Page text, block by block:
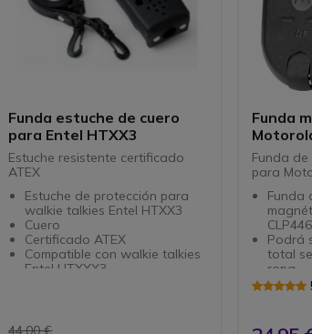
Funda estuche de cuero
para Entel HTXX3
Estuche resistente certificado
ATEX
Estuche de protección para
walkie talkies Entel HTXX3
Cuero
Certificado ATEX
Compatible con walkie talkies
Entel HTXXX3
Funda
Funda
para
Funda
CLP446
Podrá
total
ropa